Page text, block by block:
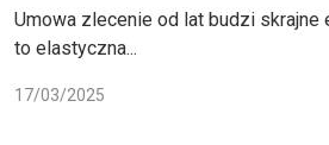
Umowa zlecenie od lat budzi skrajne
to elastyczna...
17/03/2025